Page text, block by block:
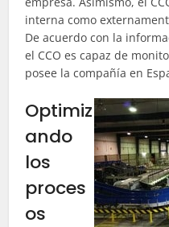
interna como
De acuerdo con la
el CCO es capaz de
posee la compañía en
Optimiz
ando
los
proces
os